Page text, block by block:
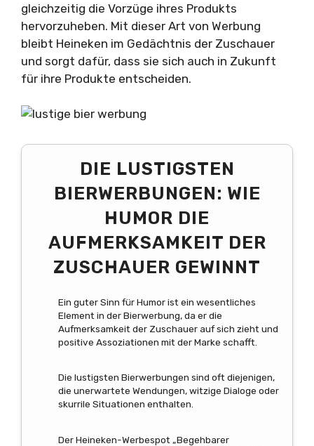
gleichzeitig die Vorzüge ihres Produkts
hervorzuheben. Mit dieser Art von Werbung
bleibt Heineken im Gedächtnis der Zuschauer
und sorgt dafür, dass sie sich auch in Zukunft
für ihre Produkte entscheiden.
DIE LUSTIGSTEN
BIERWERBUNGEN: WIE
HUMOR DIE
AUFMERKSAMKEIT DER
ZUSCHAUER GEWINNT
Ein guter Sinn für Humor ist ein wesentliches
Element in der Bierwerbung, da er die
Aufmerksamkeit der Zuschauer auf sich zieht und
positive Assoziationen mit der Marke schafft.
Die lustigsten Bierwerbungen sind oft diejenigen,
die unerwartete Wendungen, witzige Dialoge oder
skurrile Situationen enthalten.
Der Heineken-Werbespot „Begehbarer